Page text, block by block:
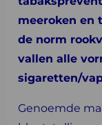
meeroken en
de norm
vallen alle
sigaretten/
Genoemde